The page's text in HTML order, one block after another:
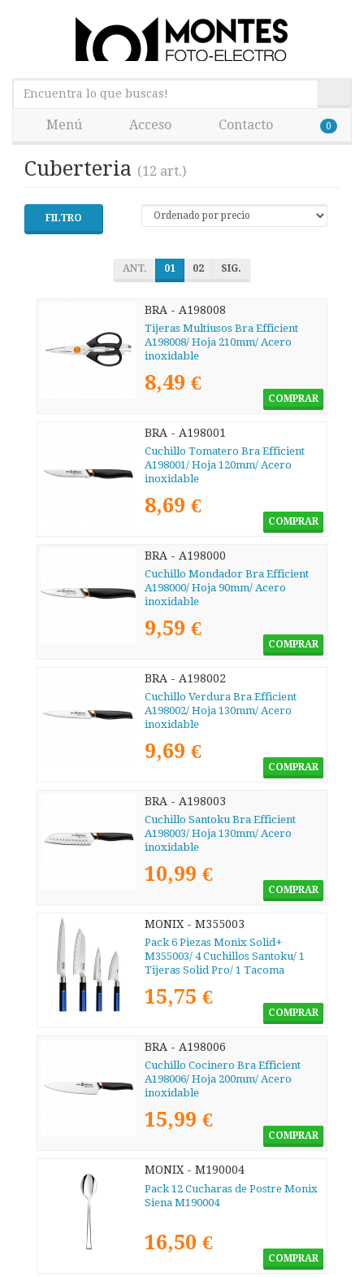
Menú Acceso Contacto 0
Cuberteria (12 art.)
FILTRO
ANT. 01 02 SIG.
BRA - A198008
Tijeras Multiusos Bra Efficient
A198008/ Hoja 210mm/ Acero
inoxidable
8,49 €
COMPRAR
BRA - A198001
Cuchillo Tomatero Bra Efficient
A198001/ Hoja 120mm/ Acero
inoxidable
8,69 €
COMPRAR
BRA - A198000
Cuchillo Mondador Bra Efficient
A198000/ Hoja 90mm/ Acero
inoxidable
9,59 €
COMPRAR
BRA - A198002
Cuchillo Verdura Bra Efficient
A198002/ Hoja 130mm/ Acero
inoxidable
9,69 €
COMPRAR
BRA - A198003
Cuchillo Santoku Bra Efficient
A198003/ Hoja 130mm/ Acero
inoxidable
10,99 €
COMPRAR
MONIX - M355003
Pack 6 Piezas Monix Solid+
M355003/ 4 Cuchillos Santoku/ 1
Tijeras Solid Pro/ 1 Tacoma
15,75 €
COMPRAR
BRA - A198006
Cuchillo Cocinero Bra Efficient
A198006/ Hoja 200mm/ Acero
inoxidable
15,99 €
COMPRAR
MONIX - M190004
Pack 12 Cucharas de Postre Monix
Siena M190004
16,50 €
COMPRAR